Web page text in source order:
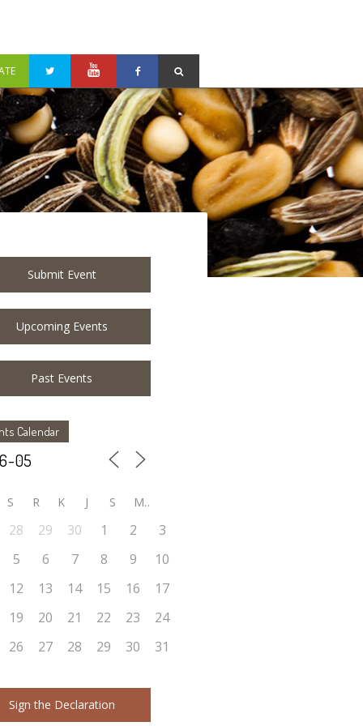
Submit Event
Upcoming Events
Past Events
Calendar
S R K J S M
28 29 30 1 2
3
5 6 7 8 9
10
12 13 14 15 16
17
19 20 21 22 23
24
26 27 28 29 30 31
Sign the Declaration